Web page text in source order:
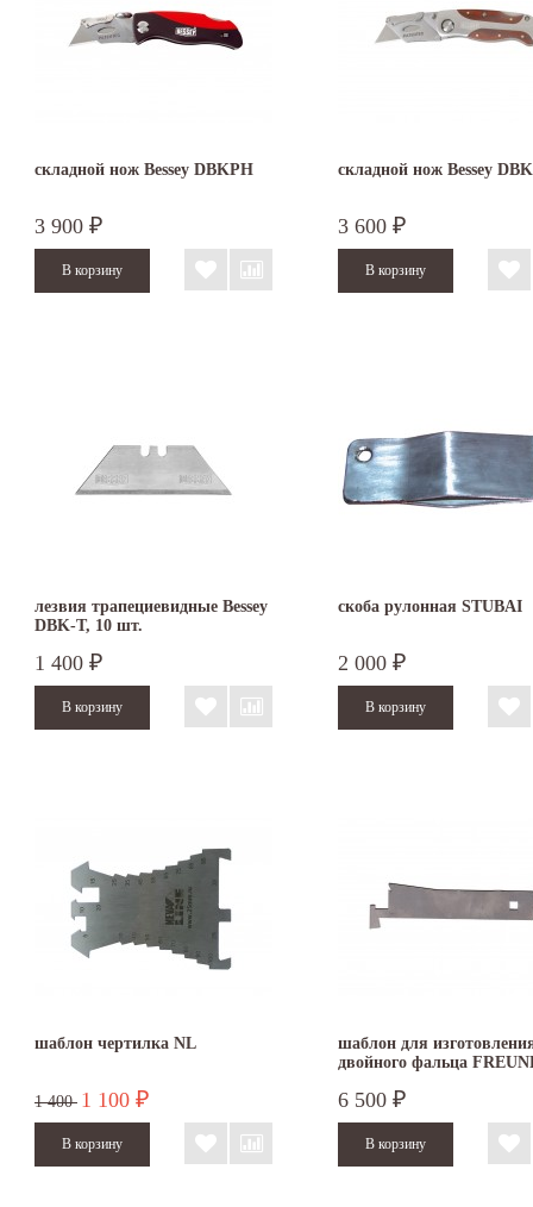
складной нож Bessey DBKPH
3 900 ₽
складной нож Bessey
3 600 ₽
лезвия трапециевидные Bessey
DBK-T, 10 шт.
1 400 ₽
скоба рулонная STUBAI
2 000 ₽
шаблон чертилка NL
1 400 1 100 ₽
шаблон для
двойного фальца
6 500 ₽